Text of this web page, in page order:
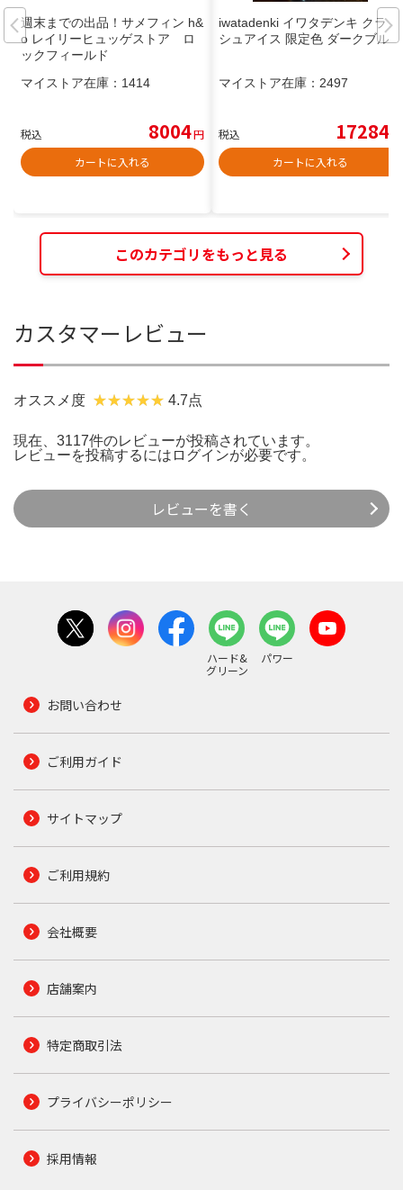
週末までの出品！サメフィン h&
o レイリーヒュッゲストア ロ
ックフィールド
マイストア在庫： 1414
税込 8004円
カートに入れる
iwatadenki イワタデンキ クラッ
シュアイス 限定色 ダークブルー
マイストア在庫： 2497
税込 17284
カートに入れる
このカテゴリをもっと見る
カスタマーレビュー
オススメ度 4.7点
現在、3117件のレビューが投稿されています。
レビューを投稿するには ログインが必要です。
レビューを書く
ハード&
グリーン
パワー
お問い合わせ
ご利用ガイド
サイトマップ
ご利用規約
会社概要
店舗案内
特定商取引法
プライバシーポリシー
採用情報